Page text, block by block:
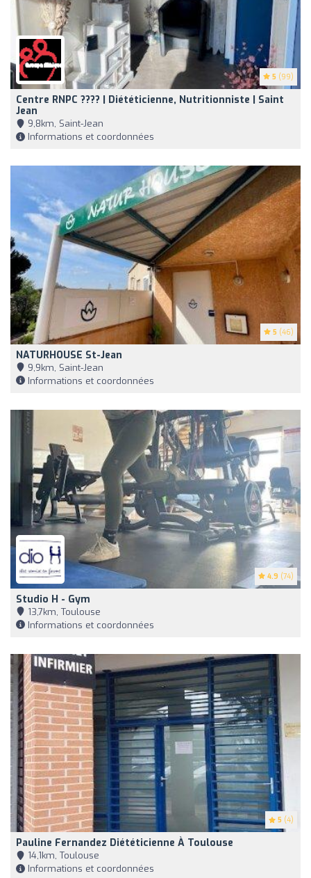
5 (99)
Centre RNPC ???? | Diététicienne, Nutritionniste | Saint
Jean
9,8km, Saint-Jean
Informations et coordonnées
5 (46)
NATURHOUSE St-Jean
9,9km, Saint-Jean
Informations et coordonnées
4.9 (74)
Studio H - Gym
13,7km, Toulouse
Informations et coordonnées
5 (4)
Pauline Fernandez Diététicienne À Toulouse
14,1km, Toulouse
Informations et coordonnées